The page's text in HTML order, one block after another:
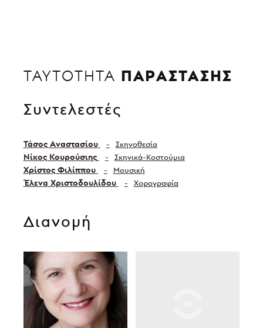
ΤΑΥΤΟΤΗΤΑ ΠΑΡΑΣΤΑΣΗΣ
Συντελεστές
Τάσος Αναστασίου Σκηνοθεσία
Νίκος Κουρούσιης Σκηνικά-Κοστούμια
Χρίστος Φιλίππου Μουσική
Έλενα Χριστοδουλίδου Χορογραφία
Διανομή